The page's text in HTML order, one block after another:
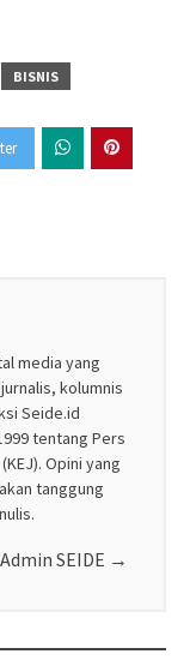
BISNIS
media yang
kolumnis
Seide.id
tentang Pers
Opini yang
tanggung
SEIDE →